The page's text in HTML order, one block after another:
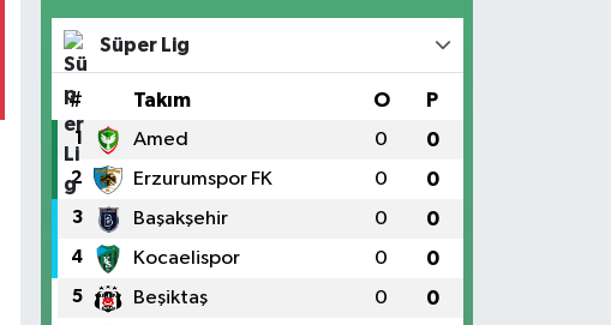
Süper Lig
# Takım O P
1 Amed 0 0
2 Erzurumspor FK 0 0
3 Başakşehir 0 0
4 Kocaelispor 0 0
5 Beşiktaş 0 0